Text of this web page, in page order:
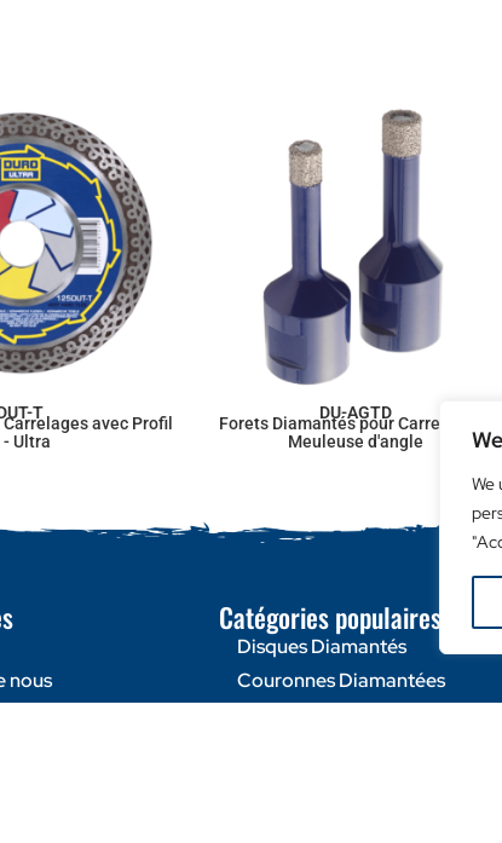
We
T
avec Profil
- Ultra
DU-AGTD
Forets Diamantés pour Carrelages /
Meuleuse d'angle
nous
Catégories populaires
Disques Diamantés
Couronnes Diamantées